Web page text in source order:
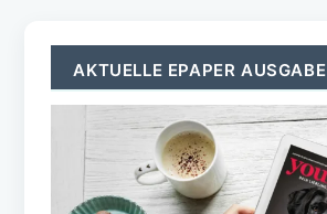
AKTUELLE EPAPER AUSGABE